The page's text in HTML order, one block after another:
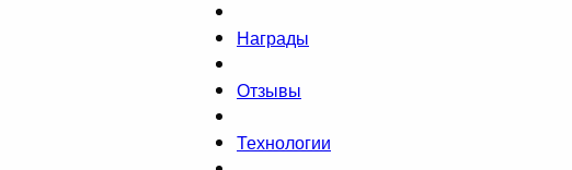
Награды
Отзывы
Технологии